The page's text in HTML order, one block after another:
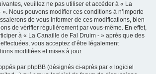
veuillez ne pas utiliser et accéder à « La
Nous pouvons modifier ces conditions à n’importe
de vous informer de ces modifications, bien
de vérifier régulièrement par vous-même. En effet,
à « La Canaille de Fal Druim - » après que des
vous acceptez d’être légalement
modifiées et mises à jour.
par phpBB (désignés ci-après par « logiciel